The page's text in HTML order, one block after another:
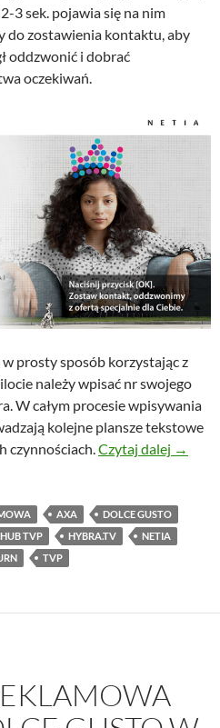
3 sek. pojawia się na nim
do zostawienia kontaktu, aby
oddzwonić i dobrać
oczekiwań.
prosty sposób korzystając z
należy wpisać nr swojego
W całym procesie wpisywania
kolejne plansze tekstowe
czynnościach.Czytaj dalej →
AXA
DOLCE GUSTO
HUB TVP HYBRA.TV
NETIA
TVP